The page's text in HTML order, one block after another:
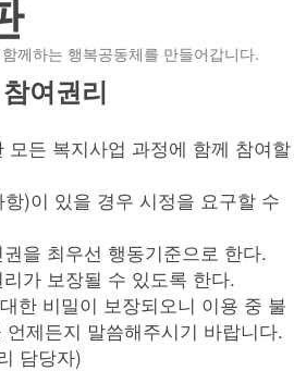
께하는 행복공동체를 만들어갑니다.
여권리
모든 복지사업 과정에 함께 참여할
)이 있을 경우 시정을 요구할 수
을 최우선 행동기준으로 한다.
가 보장될 수 있도록 한다.
한 비밀이 보장되오니 이용 중 불
제든지 말씀해주시기 바랍니다.
담당자)